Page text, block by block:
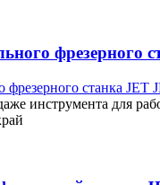
фрезерного
инструмента для